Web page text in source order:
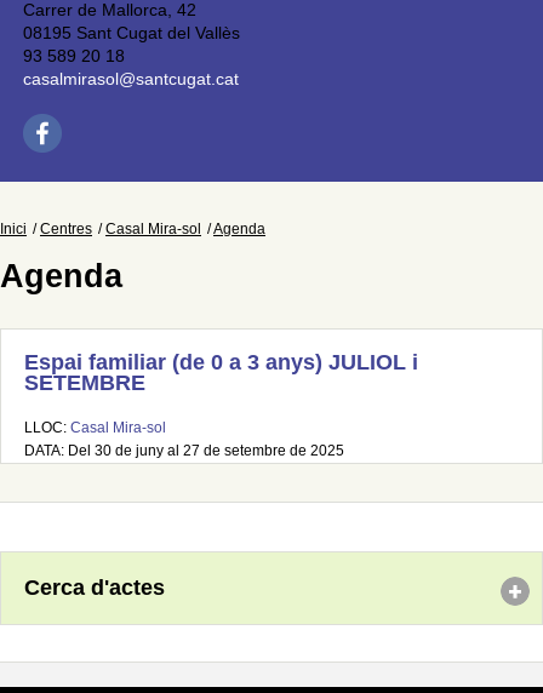
Carrer de Mallorca, 42
08195 Sant Cugat del Vallès
93 589 20 18
casalmirasol@santcugat.cat
Inici Centres Casal Mira-sol Agenda
Agenda
Espai familiar (de 0 a 3 anys) JULIOL i
SETEMBRE
LLOC: Casal Mira-sol
DATA: Del 30 de juny al 27 de setembre de 2025
Cerca d'actes